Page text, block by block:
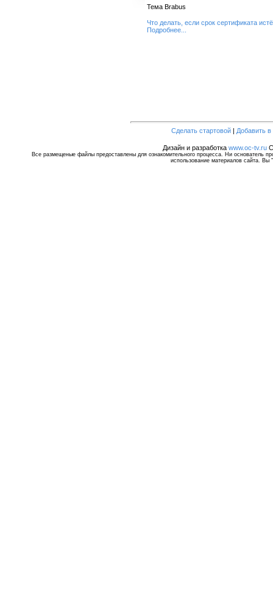
Тема Brabus
Что делать, если срок сертификата
Подробнее...
Сделать стартовой| Добавить в
Дизайн и разработка www.oc-tv.ru
Все размещеные файлы предоставлены для ознакомительного процесса. Ни основатель
использование материалов сайта. Вы